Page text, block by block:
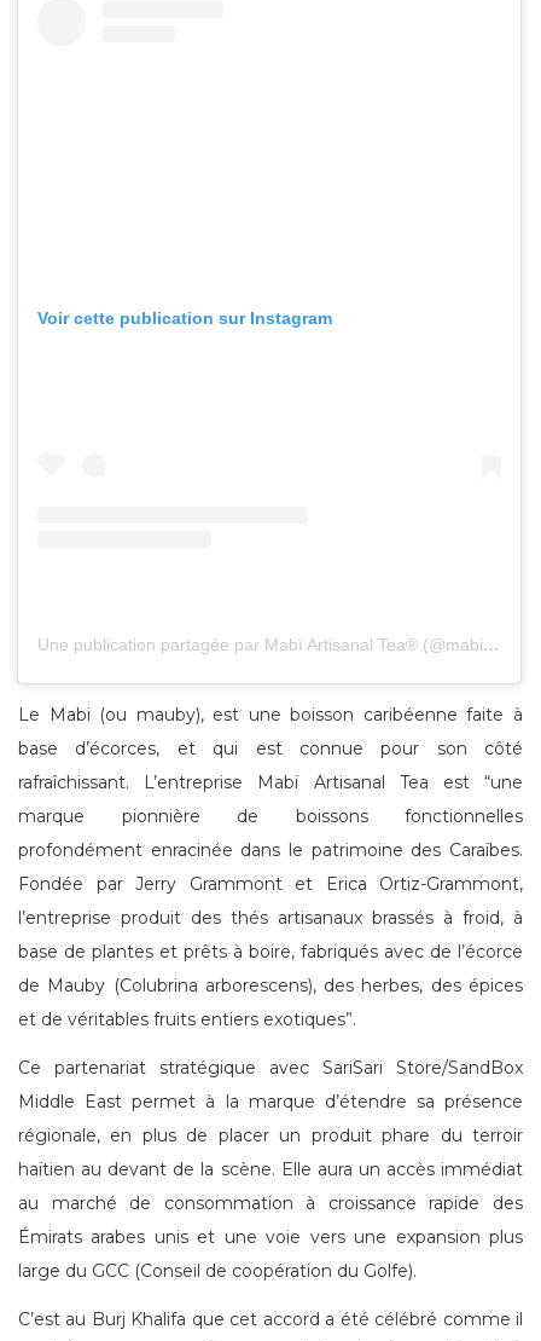
Voir cette publication sur Instagram
Une publication partagée par Mabï Artisanal Tea® (@mabi.tea)
Le Mabi (ou mauby), est une boisson caribéenne faite à
base d’écorces, et qui est connue pour son côté
rafraîchissant. L’entreprise Mabï Artisanal Tea est “une
marque pionnière de boissons fonctionnelles
profondément enracinée dans le patrimoine des Caraïbes.
Fondée par Jerry Grammont et Erica Ortiz-Grammont,
l’entreprise produit des thés artisanaux brassés à froid, à
base de plantes et prêts à boire, fabriqués avec de l’écorce
de Mauby (Colubrina arborescens), des herbes, des épices
et de véritables fruits entiers exotiques”.
Ce partenariat stratégique avec SariSari Store/SandBox
Middle East permet à la marque d’étendre sa présence
régionale, en plus de placer un produit phare du terroir
haïtien au devant de la scène. Elle aura un accès immédiat
au marché de consommation à croissance rapide des
Émirats arabes unis et une voie vers une expansion plus
large du GCC (Conseil de coopération du Golfe).
C’est au Burj Khalifa que cet accord a été célébré comme il